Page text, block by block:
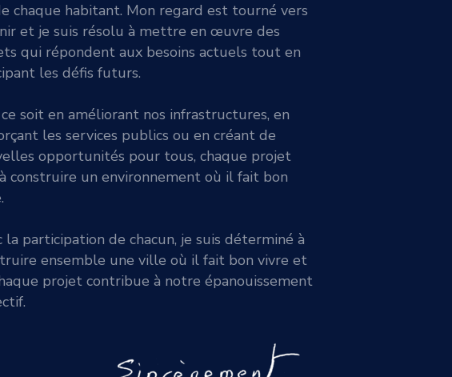
chaque habitant. Mon regard est tourné vers
et je suis résolu à mettre en œuvre des
qui répondent aux besoins actuels tout en
les défis futurs.
soit en améliorant nos infrastructures, en
les services publics ou en créant de
opportunités pour tous, chaque projet
construire un environnement où il fait bon
la participation de chacun, je suis déterminé à
ensemble une ville où il fait bon vivre et
projet contribue à notre épanouissement